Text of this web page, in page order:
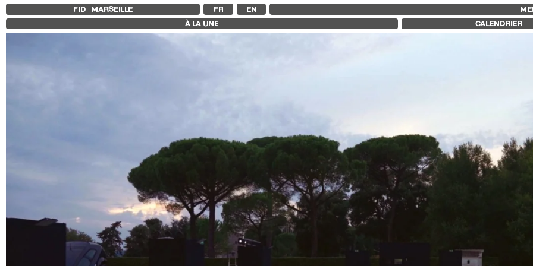
FID MARSEILLE FR EN
À PROPOS
ÉDUCATION À L’IMAGE
PALMARÈS
PROGRAMMATION
RÉTROSPECTIVE
FID LAB 18
FID
À LA UNE CALENDRIER